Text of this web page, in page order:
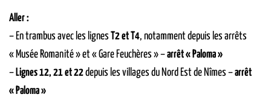
Aller :
– En trambus avec les lignes T2 et T4, notamment depuis les arrêts
« Musée Romanité » et « Gare Feuchères » –arrêt « Paloma »
– Lignes 12, 21 et 22depuis les villages du Nord Est de Nîmes –arrêt
« Paloma »